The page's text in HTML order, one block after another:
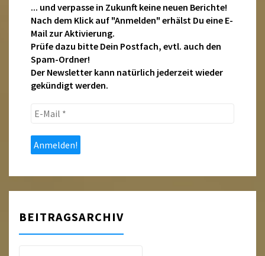
... und verpasse in Zukunft keine neuen Berichte!
Nach dem Klick auf "Anmelden" erhälst Du eine E-
Mail zur Aktivierung.
Prüfe dazu bitte Dein Postfach, evtl. auch den
Spam-Ordner!
Der Newsletter kann natürlich jederzeit wieder
gekündigt werden.
E-
*
BEITRAGSARCHIV